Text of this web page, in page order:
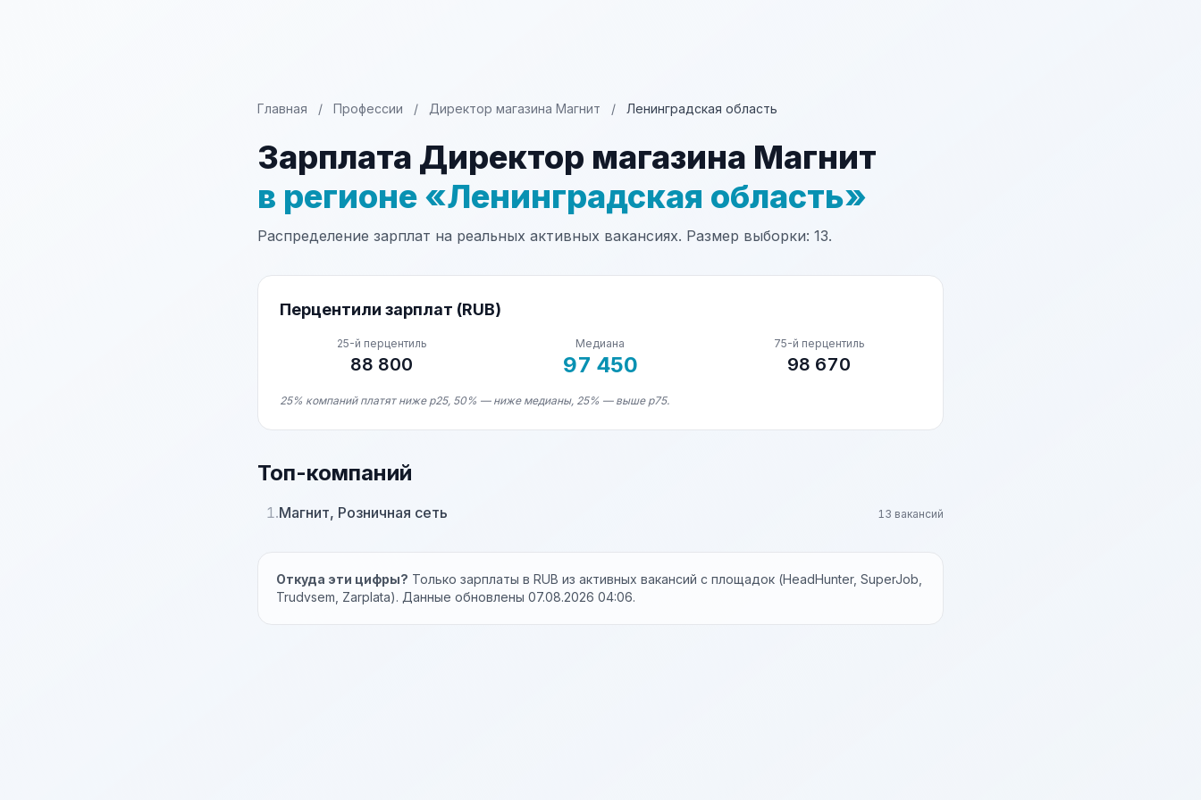
Главная / Профессии / Директор магазина Магнит / Ленинградская область
Зарплата Директор магазина Магнит
в регионе «Ленинградская область»
Распределение зарплат на реальных активных вакансиях. Размер выборки: 13.
Перцентили зарплат (RUB)
25-й перцентиль
88 800
Медиана
97 450
75-й перцентиль
98 670
25% компаний платят ниже p25, 50% — ниже медианы, 25% — выше p75.
Топ-компаний
1.Магнит, Розничная сеть 13 вакансий
Откуда эти цифры? Только зарплаты в RUB из активных вакансий с площадок (HeadHunter, SuperJob,
Trudvsem, Zarplata). Данные обновлены 07.08.2026 04:06.